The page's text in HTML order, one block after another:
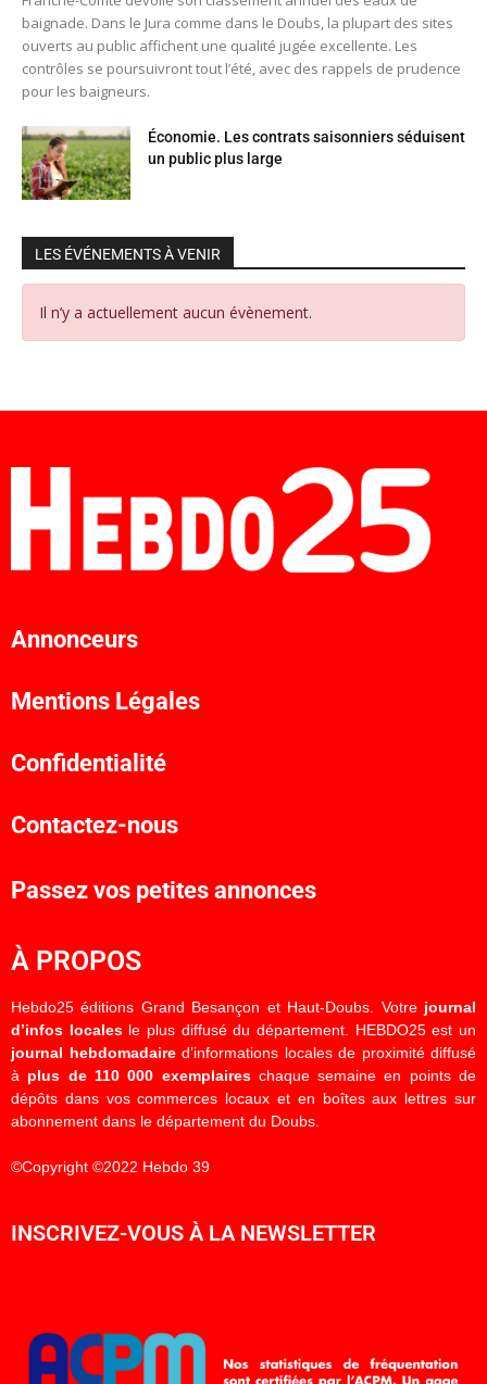
baignade. Dans le Jura comme dans le Doubs, la plupart des sites
ouverts au public affichent une qualité jugée excellente. Les
contrôles se poursuivront tout l’été, avec des rappels de prudence
pour les baigneurs.
Économie. Les contrats saisonniers séduisent
un public plus large
LES ÉVÉNEMENTS À VENIR
Il n’y a actuellement aucun évènement.
Annonceurs
Mentions Légales
Confidentialité
Contactez-nous
Passez vos petites annonces
À PROPOS
Hebdo25 éditions Grand Besançon et Haut-Doubs. Votre journal
d’infos localesle plus diffusé du département. HEBDO25 est un
journal hebdomadaired’informations locales de proximité diffusé
à plus de 110 000 exemplaireschaque semaine en points de
dépôts dans vos commerces locaux et en boîtes aux lettres sur
abonnement dans le département du Doubs.
©Copyright ©2022 Hebdo 39
INSCRIVEZ-VOUS À LA NEWSLETTER